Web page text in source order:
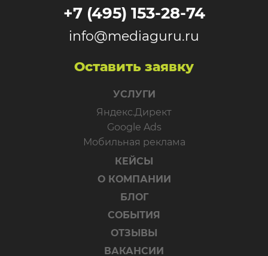
+7 (495) 153-28-74
info@mediaguru.ru
Оставить заявку
УСЛУГИ
Яндекс.Директ
Google Ads
Мобильная реклама
КЕЙСЫ
О КОМПАНИИ
БЛОГ
СОБЫТИЯ
ОТЗЫВЫ
ВАКАНСИИ